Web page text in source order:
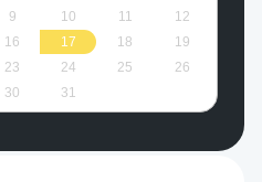
9 10 11
12
16 17 18
19
23 24 25
26
30 31